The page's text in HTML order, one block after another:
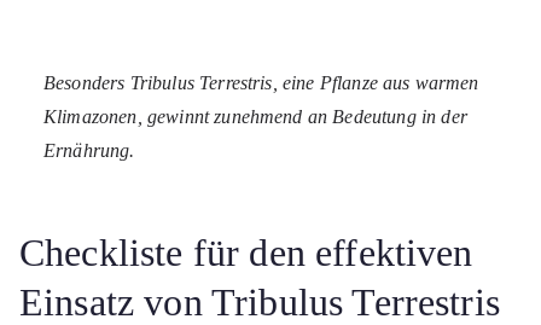
Besonders Tribulus Terrestris, eine Pflanze aus warmen
Klimazonen, gewinnt zunehmend an Bedeutung in der
Ernährung.
Checkliste für den effektiven
Einsatz von Tribulus Terrestris